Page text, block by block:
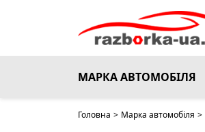
МАРКА АВТОМОБІЛЯ
Головна > Марка автомобіля >